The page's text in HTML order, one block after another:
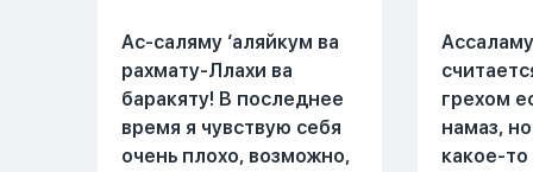
Ас-саляму ‘аляйкум ва
рахмату-Ллахи ва
баракяту! В последнее
время я чувствую себя
очень плохо, возможно,
грехом
намаз,
какое-